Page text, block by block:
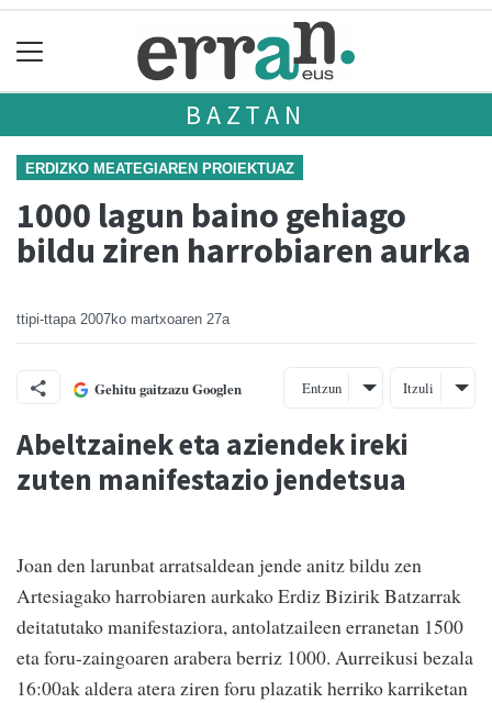
BAZTAN
ERDIZKO MEATEGIAREN PROIEKTUAZ
1000 lagun baino gehiago
bildu ziren harrobiaren aurka
ttipi-ttapa 2007ko martxoaren 27a
Gehitu gaitzazu Googlen Entzun Itzuli
Abeltzainek eta aziendek ireki
zuten manifestazio jendetsua
Joan den larunbat arratsaldean jende anitz bildu zen
Artesiagako harrobiaren aurkako Erdiz Bizirik Batzarrak
deitatutako manifestaziora, antolatzaileen erranetan 1500
eta foru-zaingoaren arabera berriz 1000. Aurreikusi bezala
16:00ak aldera atera ziren foru plazatik herriko karriketan